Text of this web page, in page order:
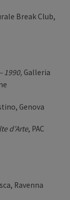
Break Club,
1990, Galleria
Genova
d’Arte, PAC
Ravenna